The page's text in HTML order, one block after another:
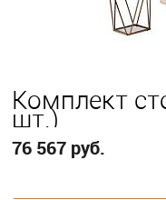
Комплект
шт.)
76 567 руб.